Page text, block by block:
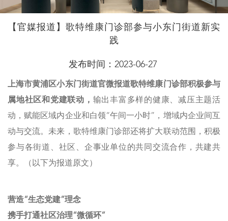
【官媒报道】歌特维康门诊部参与小东门街道新实
践
发布时间：2023-06-27
上海市黄浦区小东门街道官微报道歌特维康门诊部积极参与
属地社区和党建联动， 输出丰富多样的健康、减压主题活
动，赋能区域内企业和白领“午间一小时”，增域内企业间互
动与交流。未来，歌特维康门诊部还将扩大联动范围，积极
参与各街道、社区、企事业单位的共同交流合作，共建共
享。（以下为报道原文）
营造“生态党建”理念
携手打通社区治理“微循环”